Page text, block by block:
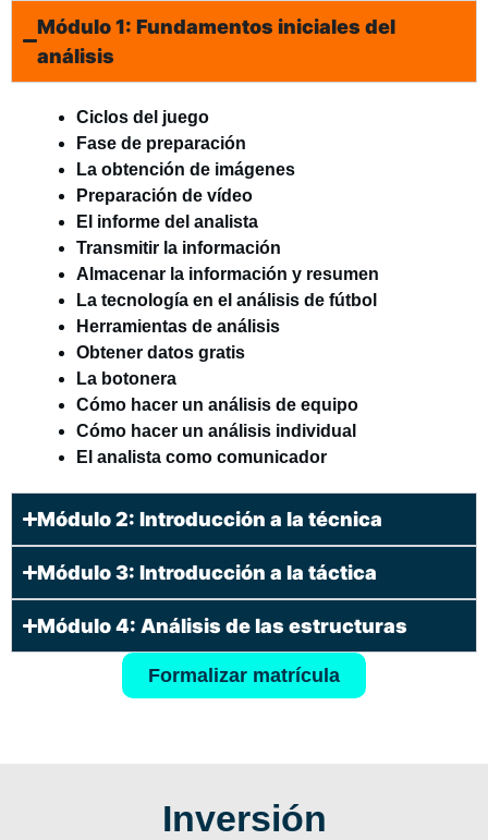
Módulo 1: Fundamentos iniciales del
análisis
Ciclos del juego
Fase de preparación
La obtención de imágenes
Preparación de vídeo
El informe del analista
Transmitir la información
Almacenar la información y resumen
La tecnología en el análisis de fútbol
Herramientas de análisis
Obtener datos gratis
La botonera
Cómo hacer un análisis de equipo
Cómo hacer un análisis individual
El analista como comunicador
Módulo 2: Introducción a la técnica
Módulo 3: Introducción a la táctica
Módulo 4: Análisis de las estructuras
Formalizar matrícula
Inversión